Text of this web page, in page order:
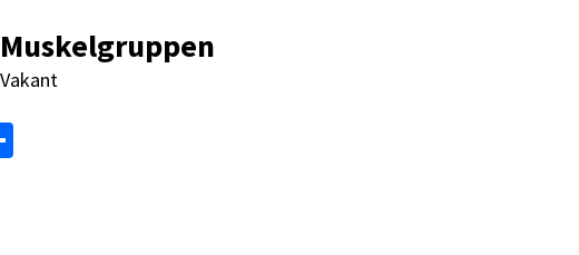
Muskelgruppen
Vakant